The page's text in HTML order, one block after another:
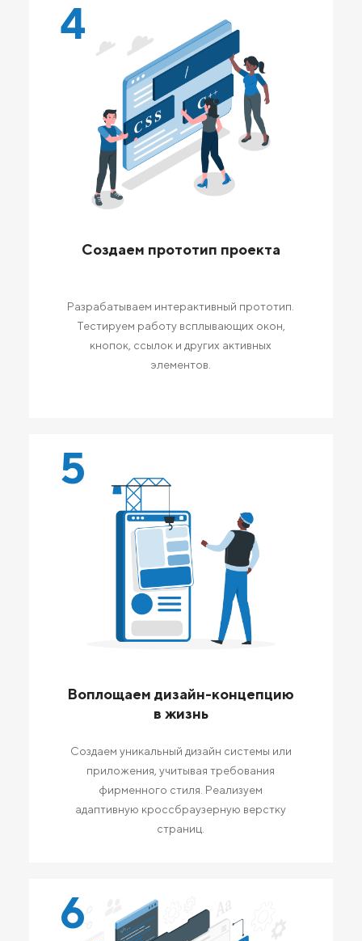
4
Создаем прототип проекта
Разрабатываем интерактивный прототип.
Тестируем работу всплывающих окон,
кнопок, ссылок и других активных
элементов.
5
Воплощаем дизайн-концепцию
в жизнь
Создаем уникальный дизайн системы или
приложения, учитывая требования
фирменного стиля. Реализуем
адаптивную кроссбраузерную верстку
страниц.
6